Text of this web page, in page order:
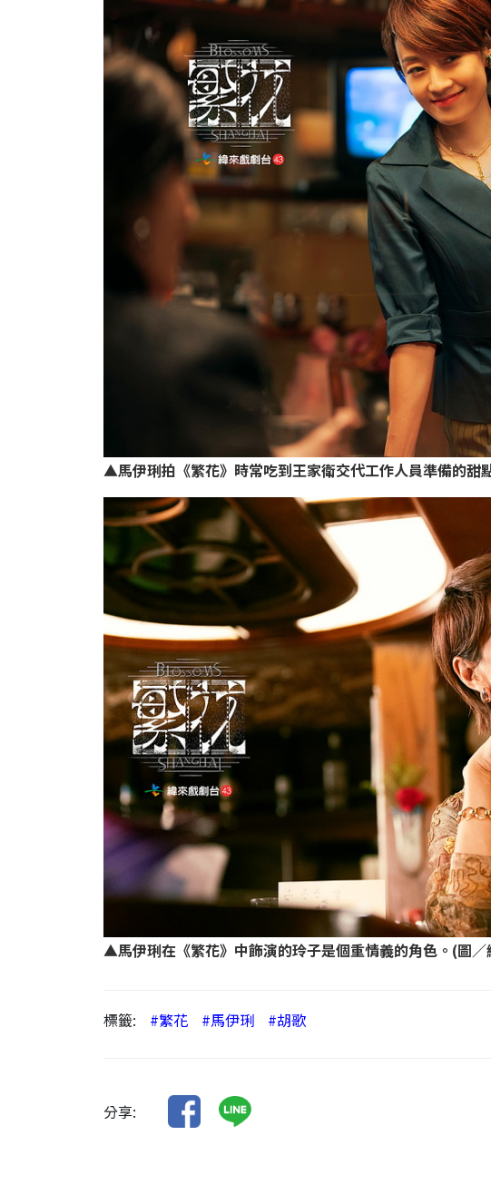
▲馬伊琍拍《繁花》時常吃到王家衛交代工作人員準備的甜
▲馬伊琍在《繁花》中飾演的玲子是個重情義的角色。(圖
標籤: #繁花 #馬伊琍 #胡歌
分享: